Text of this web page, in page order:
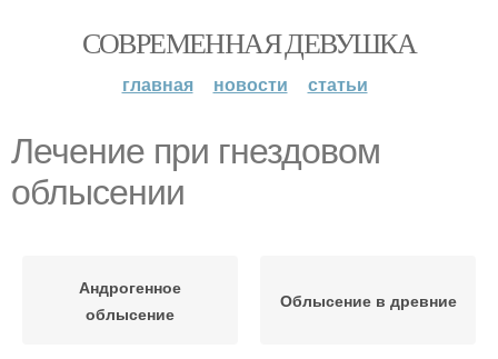
СОВРЕМЕННАЯ ДЕВУШКА
главная новости статьи
Лечение при гнездовом
облысении
Андрогенное
облысение
Облысение в древние